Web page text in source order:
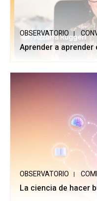
OBSERVATORIO
Aprender a
OBSERVATORIO
La ciencia de hacer